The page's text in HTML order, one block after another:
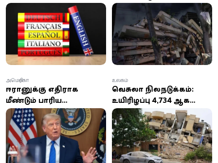
இளமையாகுமா? ஆய்வு
சொல்வது என்ன?
1,500-க்கும் மேற்பட்டோர்
காயம்! 250 கட்டிடங்கள்
சேதம்
ஈரானுக்கு எதிராக
மீண்டும் பாரிய
தாக்குதல்களை நடத்த
டிரம்ப் திட்டம்:
இராணுவத்துக்கு உத்தரவு
வழங்கியதாக தகவல்!
அமெரிக்கா
வெனிசுலா நிலநடுக்கம்:
உயிரிழப்பு 4,734 ஆக
உயர்வு;
ஆயிரக்கணக்கானோர்
இன்னும் பாதிப்பு
உலகம்